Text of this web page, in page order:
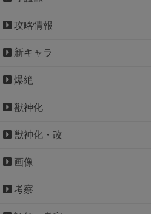
攻略情報
新キャラ
爆絶
獣神化
獣神化・改
画像
考察